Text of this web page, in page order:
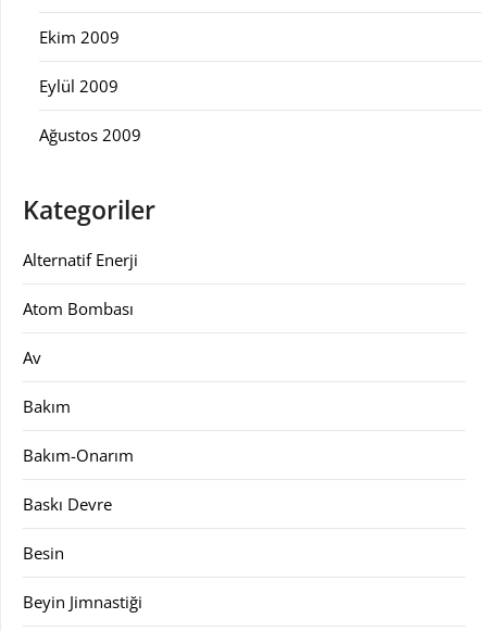
Ekim 2009
Eylül 2009
Ağustos 2009
Kategoriler
Alternatif Enerji
Atom Bombası
Av
Bakım
Bakım-Onarım
Baskı Devre
Besin
Beyin Jimnastiği